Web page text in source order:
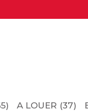
A LOUER (37)